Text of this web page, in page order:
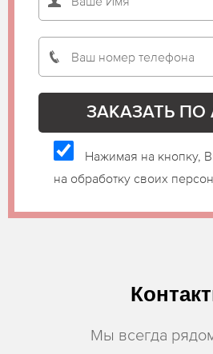
Нажимая на кнопку,
на обработку своих
Мы всегда